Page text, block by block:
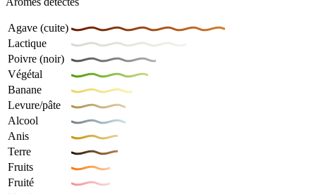
Agave (cuite)
Lactique
Poivre (noir)
Végétal
Banane
Levure/pâte
Alcool
Anis
Terre
Fruits
Fruité